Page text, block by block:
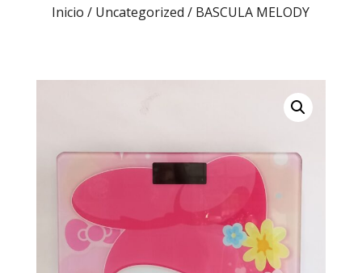
Inicio / Uncategorized / BASCULA MELODY